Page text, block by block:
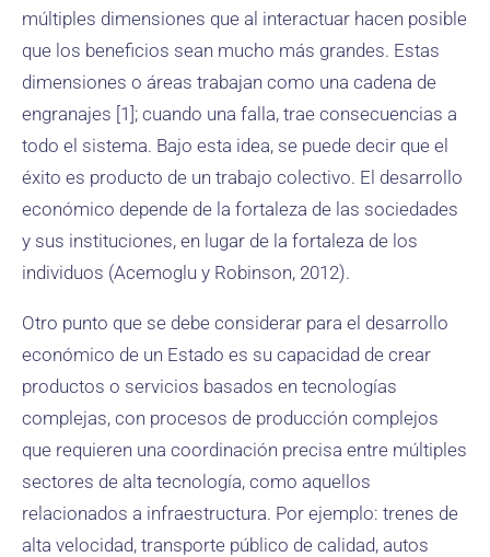
múltiples dimensiones que al interactuar hacen posible
que los beneficios sean mucho más grandes. Estas
dimensiones o áreas trabajan como una cadena de
engranajes [1]; cuando una falla, trae consecuencias a
todo el sistema. Bajo esta idea, se puede decir que el
éxito es producto de un trabajo colectivo. El desarrollo
económico depende de la fortaleza de las sociedades
y sus instituciones, en lugar de la fortaleza de los
individuos (Acemoglu y Robinson, 2012).
Otro punto que se debe considerar para el desarrollo
económico de un Estado es su capacidad de crear
productos o servicios basados en tecnologías
complejas, con procesos de producción complejos
que requieren una coordinación precisa entre múltiples
sectores de alta tecnología, como aquellos
relacionados a infraestructura. Por ejemplo: trenes de
alta velocidad, transporte público de calidad, autos